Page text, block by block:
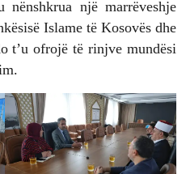
një marrëveshje
Islame të Kosovës dhe
t’u ofrojë të rinjve mundësi